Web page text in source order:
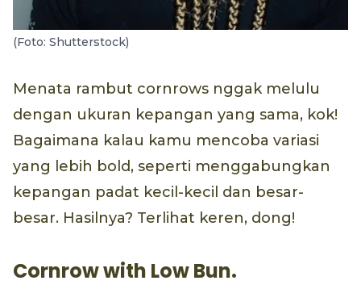
(Foto: Shutterstock)
Menata rambut cornrows nggak melulu
dengan ukuran kepangan yang sama, kok!
Bagaimana kalau kamu mencoba variasi
yang lebih bold, seperti menggabungkan
kepangan padat kecil-kecil dan besar-
besar. Hasilnya? Terlihat keren, dong!
Cornrow with Low Bun.